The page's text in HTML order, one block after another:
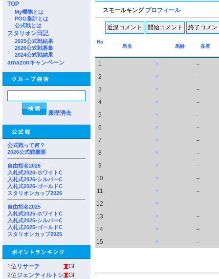
TOP
My機能とは
POG集計とは
公式戦とは
スタリオン日記
2025公式戦結果
2026公式戦募集
2024公式戦結果
amazonキャンペーン
履歴消去
公式戦って何？
2026公式戦概要
自由指名2026
入札式2026-ホワイトC
入札式2026-シルバーC
入札式2026-ゴールドC
スタリオンカップ2026
自由指名2025
入札式2025-ホワイトC
入札式2025-シルバーC
入札式2025-ゴールドC
スタリオンカップ2025
1位 リサーチ
GI
2位ジェンティルトシ
GI
スモールキング プロフィール
No
馬名
馬齢 在厩
1 ▼
－
2
▼
－
3
▼
－
4
▼
－
5
▼
－
6
▼
－
7
▼
－
8
▼
－
9
▼
－
10
▼
－
11
▼
－
12
▼
－
13
▼
－
14
▼
－
15
▼ －